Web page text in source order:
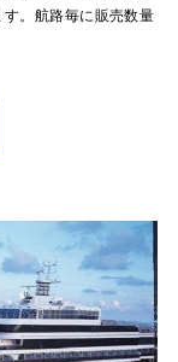
。航路毎に販売数量